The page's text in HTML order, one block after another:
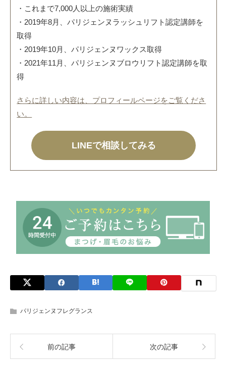
・これまで7,000人以上の施術実績
・2019年8月、パリジェンヌラッシュリフト認定講師を
取得
・2019年10月、パリジェンヌワックス取得
・2021年11月、パリジェンヌブロウリフト認定講師を取
得
さらに詳しい内容は、プロフィールページをご覧くださ
い。
LINEで相談してみる
パリジェンヌフレグランス
前の記事 次の記事